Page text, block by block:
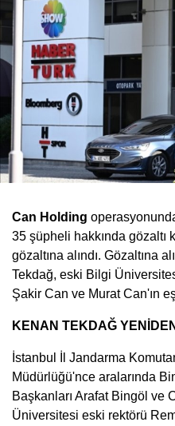
Can Holding
35 şüpheli hakkında gözaltı
gözaltına alındı. Gözaltına
Tekdağ, eski Bilgi
Şakir Can ve Murat Can'ın
KENAN TEKDAĞ
İstanbul İl Jandarma
Müdürlüğü'nce aralarında
Başkanları Arafat Bingöl ve
Üniversitesi eski rektörü